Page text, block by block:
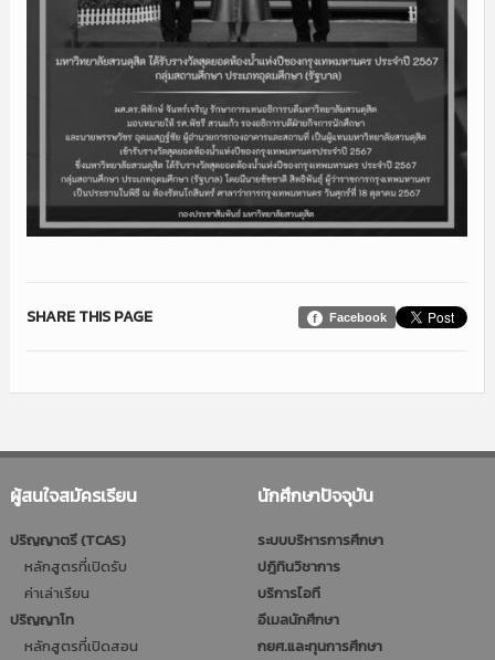
Facebook
SHARE THIS PAGE
ผู้สนใจสมัครเรียน
ปริญญาตรี (TCAS)
หลักสูตรที่เปิดรับ
ค่าเล่าเรียน
ปริญญาโท
หลักสูตรที่เปิดสอน
นักศึกษาปัจจุบัน
ระบบบริหารการศึกษา
ปฎิทินวิชาการ
บริการไอที
อีเมลนักศึกษา
กยศ.และทุนการศึกษา